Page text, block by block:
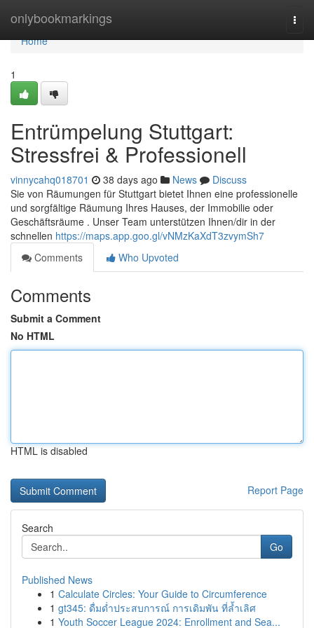
onlybookmarkings
Home
Home
1
Entrümpelung Stuttgart:
Stressfrei & Professionell
vinnycahq018701 38 days ago News
Discuss
Sie von Räumungen für Stuttgart bietet Ihnen eine professionelle
und sorgfältige Räumung Ihres Hauses, der Immobilie oder
Geschäftsräume . Unser Team unterstützen Ihnen/dir in der
schnellen https://maps.app.goo.gl/vNMzKaXdT3zvymSh7
Comments
Who Upvoted
Comments
Submit a Comment
No HTML
HTML is disabled
Report Page
Search
Go
Published News
1 Calculate Circles: Your Guide to Circumference
1 gt345: ดื่มด่ำประสบการณ์ การเดิมพัน ที่ล้ำเลิศ
1 Youth Soccer League 2024: Enrollment and Sea...